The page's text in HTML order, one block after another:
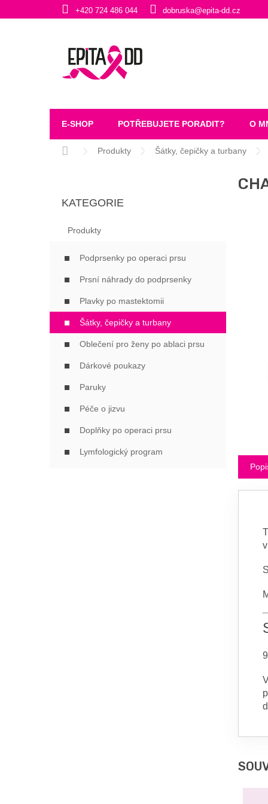
+420 724 486 044 dobruska@epita-dd.cz
E-SHOP POTŘEBUJETE PORADIT? O
Domů Produkty Šátky, čepičky a turbany
N
kategorie
KATEGORIE
Produkty
Podprsenky po operaci prsu
Prsní náhrady do podprsenky
Plavky po mastektomii
Šátky, čepičky a turbany
Oblečení pro ženy po ablaci prsu
Dárkové poukazy
Paruky
Péče o jizvu
Doplňky po operaci prsu
Lymfologický program